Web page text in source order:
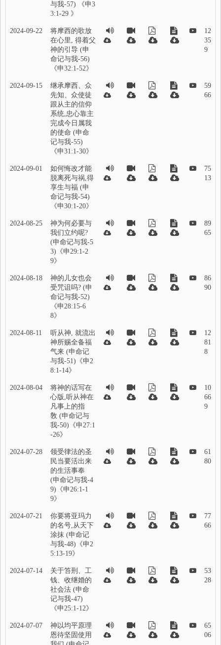
与我-57) 《申3
3:1-29 》
2024-09-22
将摩西的歌放
在心里, 得着父
神的引导 (申
命记与我-56)
《申32:1-52》
12
35
9
2024-09-15
继承摩西、众
先知、众使徒
跟从主的信仰
系统,忠心靠主
完成今日属我
的使命 (申命
记与我-55)
《申31:1-30》
59
66
2024-09-01
如何悔改才能
脱离死与祸,得
享生与福 (申
命记与我-54)
《申30:1-20》
75
13
2024-08-25
神为何必要与
我们立约呢?
(申命记与我-5
3)《申29:1-2
9》
89
65
2024-08-18
神的儿女也会
受咒诅吗? (申
命记与我-52)
《申28:15-6
8》
86
90
2024-08-11
听从神, 就流出
神所赐全备福
气来 (申命记
与我-51)《申2
8:1-14》
12
81
8
2024-08-04
将神的话写在
心版,听从神在
凡事上的指
敎 (申命记与
我-50)《申27:1
-26》
10
66
9
2024-07-28
领受律法的圣
民当要活出来
的生活事奉
(申命记与我-4
9)《申26:1-1
9》
61
80
2024-07-21
你要将亚玛力
的名号,从天下
涂抹 (申命记
与我-48)《申2
5:13-19》
77
66
2024-07-14
关于笞刑、工
钱、收继婚的
社会法 (申命
记与我-47)
《申25:1-12》
53
28
2024-07-07
神以均平原理
恩待坚固使用
65
06